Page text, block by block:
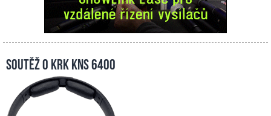
Soutěž o KRK KNS 6400